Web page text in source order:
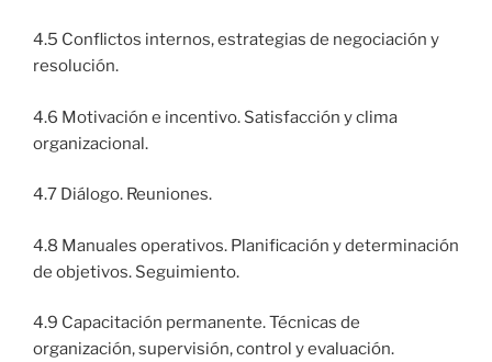
4.5 Conflictos internos, estrategias de negociación y
resolución.
4.6 Motivación e incentivo. Satisfacción y clima
organizacional.
4.7 Diálogo. Reuniones.
4.8 Manuales operativos. Planificación y determinación
de objetivos. Seguimiento.
4.9 Capacitación permanente. Técnicas de
organización, supervisión, control y evaluación.